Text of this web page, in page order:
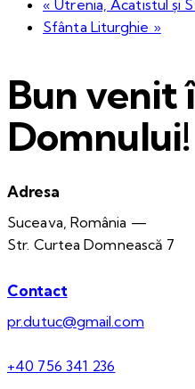
« Utrenia, Acatistul și
Sfânta Liturghie »
Bun venit
Domnului!
Adresa
Suceava, România —
Str. Curtea Domnească 7
Contact
pr.dutuc@gmail.com
+40 756 341 236